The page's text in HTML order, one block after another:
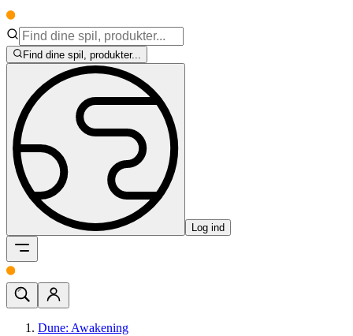
Find dine spil, produkter...
Log ind
Dune: Awakening